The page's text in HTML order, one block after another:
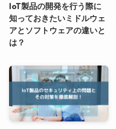
IoT製品の開発を行う際に
知っておきたいミドルウェ
アとソフトウェアの違いと
は？